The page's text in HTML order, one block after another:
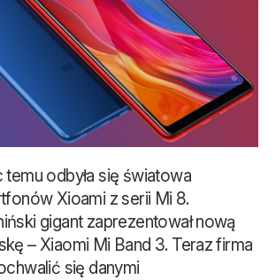
temu odbyła się światowa
Xioami z serii Mi 8.
gigant zaprezentował nową
– Xiaomi Mi Band 3. Teraz firma
się danymi